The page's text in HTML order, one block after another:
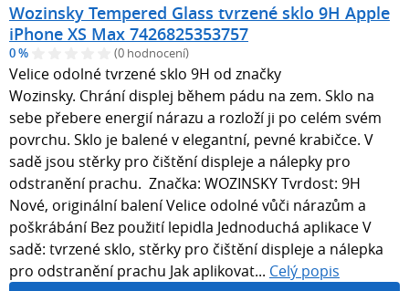
Wozinsky Tempered Glass tvrzené sklo 9H Apple
iPhone XS Max 7426825353757
0 % (0 hodnocení)
Velice odolné tvrzené sklo 9H od značky
Wozinsky. Chrání displej během pádu na zem. Sklo na
sebe přebere energií nárazu a rozloží ji po celém svém
povrchu. Sklo je balené v elegantní, pevné krabičce. V
sadě jsou stěrky pro čištění displeje a nálepky pro
odstranění prachu. Značka: WOZINSKY Tvrdost: 9H
Nové, originální balení Velice odolné vůči nárazům a
poškrábání Bez použití lepidla Jednoduchá aplikace V
sadě: tvrzené sklo, stěrky pro čištění displeje a nálepka
pro odstranění prachu Jak aplikovat... Celý popis